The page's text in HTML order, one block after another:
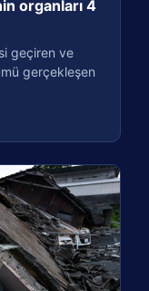
organları 4
geçiren ve
gerçekleşen